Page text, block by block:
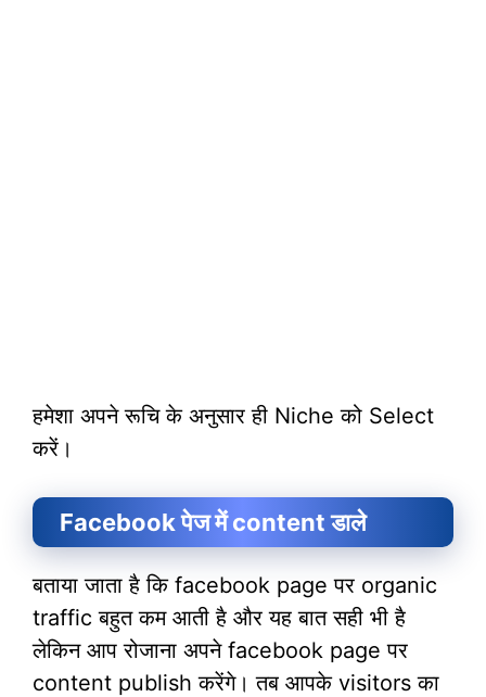
हमेशा अपने रूचि के अनुसार ही Niche को Select
करें।
Facebook पेज में content डाले
बताया जाता है कि facebook page पर organic
traffic बहुत कम आती है और यह बात सही भी है
लेकिन आप रोजाना अपने facebook page पर
content publish करेंगे। तब आपके visitors का